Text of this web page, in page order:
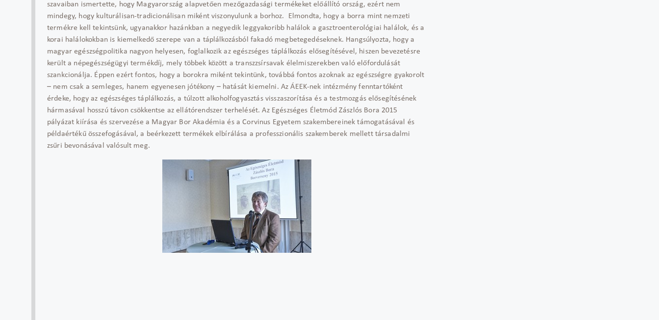
szavaiban ismertette, hogy Magyarország alapvetően mezőgazdasági termékeket előállító ország, ezért nem
mindegy, hogy kulturálisan-tradicionálisan miként viszonyulunk a borhoz. Elmondta, hogy a borra mint nemzeti
termékre kell tekintsünk, ugyanakkor hazánkban a negyedik leggyakoribb halálok a gasztroenterológiai halálok, és a
korai halálokokban is kiemelkedő szerepe van a táplálkozásból fakadó megbetegedéseknek. Hangsúlyozta, hogy a
magyar egészségpolitika nagyon helyesen, foglalkozik az egészséges táplálkozás elősegítésével, hiszen bevezetésre
került a népegészségügyi termékdíj, mely többek között a transzzsírsavak élelmiszerekben való előfordulását
szankcionálja. Éppen ezért fontos, hogy a borokra miként tekintünk, továbbá fontos azoknak az egészségre gyakorolt
– nem csak a semleges, hanem egyenesen jótékony – hatását kiemelni. Az ÁEEK-nek intézmény fenntartóként
érdeke, hogy az egészséges táplálkozás, a túlzott alkoholfogyasztás visszaszorítása és a testmozgás elősegítésének
hármasával hosszú távon csökkentse az ellátórendszer terhelését. Az Egészséges Életmód Zászlós Bora 2015
pályázat kiírása és szervezése a Magyar Bor Akadémia és a Corvinus Egyetem szakembereinek támogatásával és
példaértékű összefogásával, a beérkezett termékek elbírálása a professzionális szakemberek mellett társadalmi
zsűri bevonásával valósult meg.